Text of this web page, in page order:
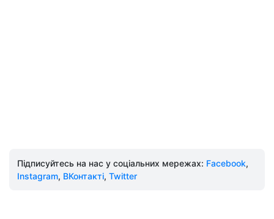
Підписуйтесь на нас у соціальних мережах: Facebook,
Instagram, ВКонтакті, Twitter